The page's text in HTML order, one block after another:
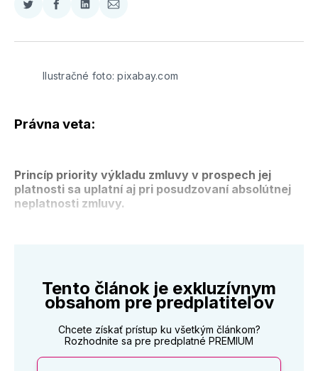
Zdieľať
Twitter
Zdieľať
Facebooku
Zdieľať
LinkedIne
Zdieľať
E-
Ilustračné foto: pixabay.com
Právna veta:
Princíp priority výkladu zmluvy v prospech jej
platnosti sa uplatní aj pri posudzovaní absolútnej
neplatnosti zmluvy.
Tento článok je exkluzívnym
obsahom pre predplatiteľov
Chcete získať prístup ku všetkým článkom?
Rozhodnite sa pre predplatné PREMIUM